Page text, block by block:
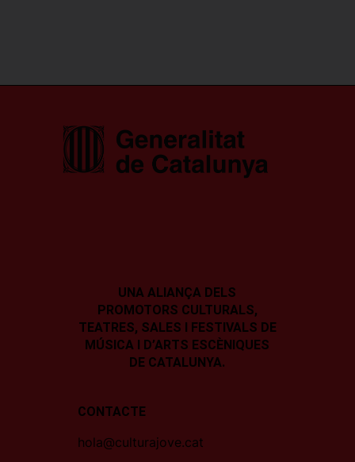
UNA ALIANÇA DELS
PROMOTORS CULTURALS,
TEATRES, SALES I FESTIVALS DE
MÚSICA I D’ARTS ESCÈNIQUES
DE CATALUNYA.
CONTACTE
hola@culturajove.cat